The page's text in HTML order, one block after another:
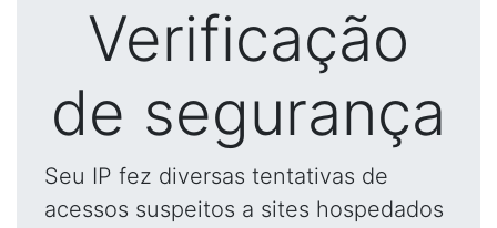
Verificação
de segurança
Seu IP fez diversas tentativas de
acessos suspeitos a sites hospedados